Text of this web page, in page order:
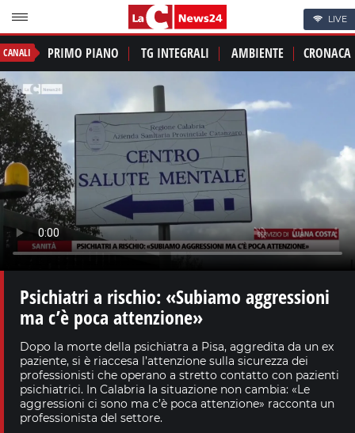
LIVE
CANALI PRIMO PIANO TG INTEGRALI AMBIENTE CRONACA
Psichiatri a rischio: «Subiamo aggressioni
ma c’è poca attenzione»
Dopo la morte della psichiatra a Pisa, aggredita da un ex
paziente, si è riaccesa l’attenzione sulla sicurezza dei
professionisti che operano a stretto contatto con pazienti
psichiatrici. In Calabria la situazione non cambia: «Le
aggressioni ci sono ma c’è poca attenzione» racconta un
professionista del settore.